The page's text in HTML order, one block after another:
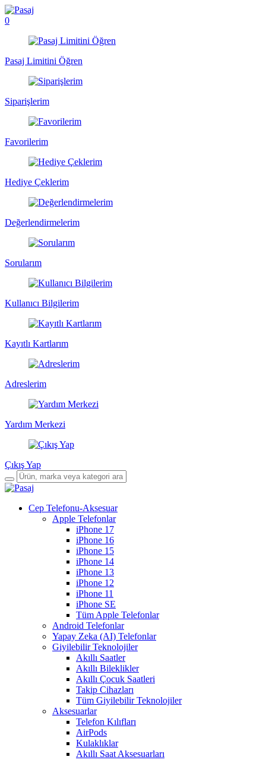
0
Pasaj Limitini Öğren
Siparişlerim
Favorilerim
Hediye Çeklerim
Değerlendirmelerim
Sorularım
Kullanıcı Bilgilerim
Kayıtlı Kartlarım
Adreslerim
Yardım Merkezi
Çıkış Yap
Cep Telefonu-Aksesuar
Apple Telefonlar
iPhone 17
iPhone 16
iPhone 15
iPhone 14
iPhone 13
iPhone 12
iPhone 11
iPhone SE
Tüm Apple Telefonlar
Android Telefonlar
Yapay Zeka (AI) Telefonlar
Giyilebilir Teknolojiler
Akıllı Saatler
Akıllı Bileklikler
Akıllı Çocuk Saatleri
Takip Cihazları
Tüm Giyilebilir Teknolojiler
Aksesuarlar
Telefon Kılıfları
AirPods
Kulaklıklar
Akıllı Saat Aksesuarları